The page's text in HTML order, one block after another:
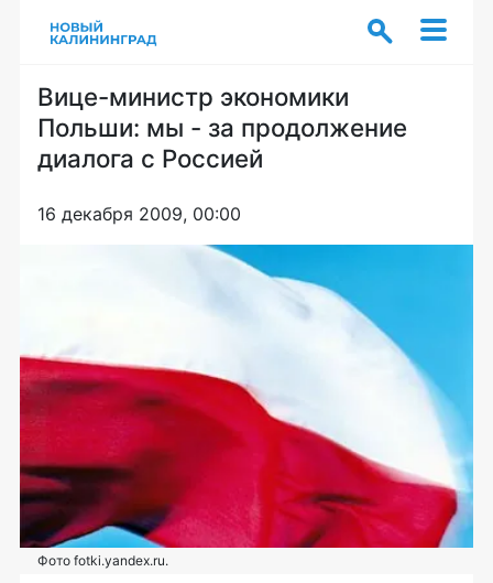
Вице-министр экономики
Польши: мы - за продолжение
диалога с Россией
16 декабря 2009, 00:00
Фото fotki.yandex.ru.